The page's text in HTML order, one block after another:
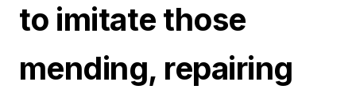
to imitate those
mending, repairing